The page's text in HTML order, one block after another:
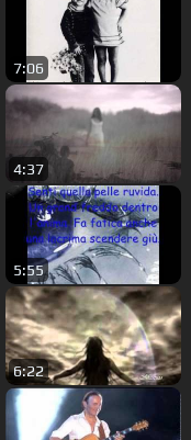
7:06
4:37
5:55
6:22